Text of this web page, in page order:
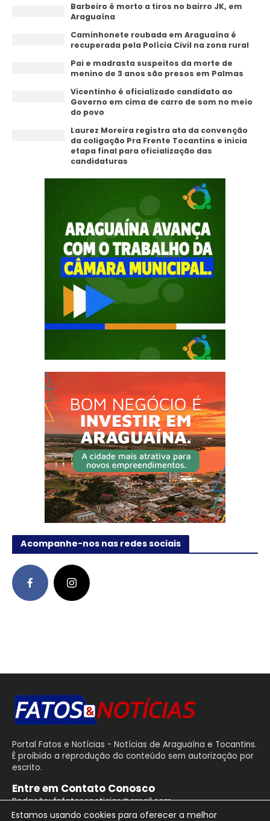
Barbeiro é morto a tiros no bairro JK, em
Araguaína
Caminhonete roubada em Araguaína é
recuperada pela Polícia Civil na zona rural
Pai e madrasta suspeitos da morte de
menino de 3 anos são presos em Palmas
Vicentinho é oficializado candidato ao
Governo em cima de carro de som no meio
do povo
Laurez Moreira registra ata da convenção
da coligação Pra Frente Tocantins e inicia
etapa final para oficialização das
candidaturas
Acompanhe-nos nas redes sociais
Portal Fatos e Notícias - Notícias de Araguaína e Tocantins.
É proibido a reprodução do conteúdo sem autorização por
escrito.
Entre em Contato Conosco
Redação: fnfatosenoticias@gmail.com
Estamos usando cookies para oferecer a melhor